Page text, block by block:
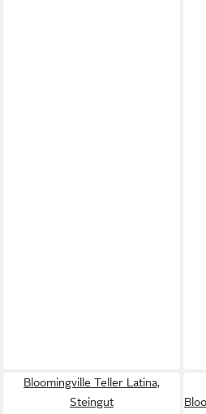
Bloomingville Teller Latina,
Steingut